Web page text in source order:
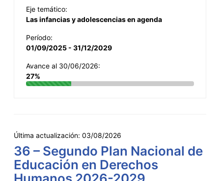
Eje temático:
Las infancias y adolescencias en agenda
Período:
01/09/2025 - 31/12/2029
Avance al 30/06/2026:
27%
Última actualización: 03/08/2026
36 – Segundo Plan Nacional de
Educación en Derechos